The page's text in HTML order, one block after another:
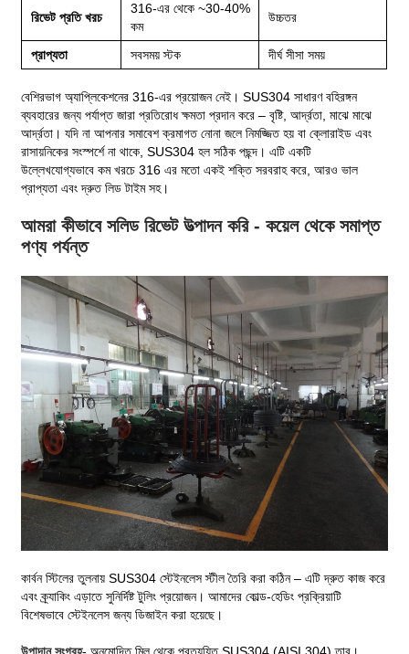
রিভেট প্রতি খরচ
316-এর থেকে ~30-40%
কম
উচ্চতর
প্রাপ্যতা সবসময় স্টক দীর্ঘ সীসা সময়
বেশিরভাগ অ্যাপ্লিকেশনের 316-এর প্রয়োজন নেই। SUS304 সাধারণ বহিরঙ্গন
ব্যবহারের জন্য পর্যাপ্ত জারা প্রতিরোধ ক্ষমতা প্রদান করে – বৃষ্টি, আর্দ্রতা, মাঝে মাঝে
আর্দ্রতা। যদি না আপনার সমাবেশ ক্রমাগত নোনা জলে নিমজ্জিত হয় বা ক্লোরাইড এবং
রাসায়নিকের সংস্পর্শে না থাকে, SUS304 হল সঠিক পছন্দ। এটি একটি
উল্লেখযোগ্যভাবে কম খরচে 316 এর মতো একই শক্তি সরবরাহ করে, আরও ভাল
প্রাপ্যতা এবং দ্রুত লিড টাইম সহ।
আমরা কীভাবে সলিড রিভেট উত্পাদন করি - কয়েল থেকে সমাপ্ত
পণ্য পর্যন্ত
কার্বন স্টিলের তুলনায় SUS304 স্টেইনলেস স্টীল তৈরি করা কঠিন – এটি দ্রুত কাজ করে
এবং ক্র্যাকিং এড়াতে সুনির্দিষ্ট টুলিং প্রয়োজন। আমাদের কোল্ড-হেডিং প্রক্রিয়াটি
বিশেষভাবে স্টেইনলেস জন্য ডিজাইন করা হয়েছে।